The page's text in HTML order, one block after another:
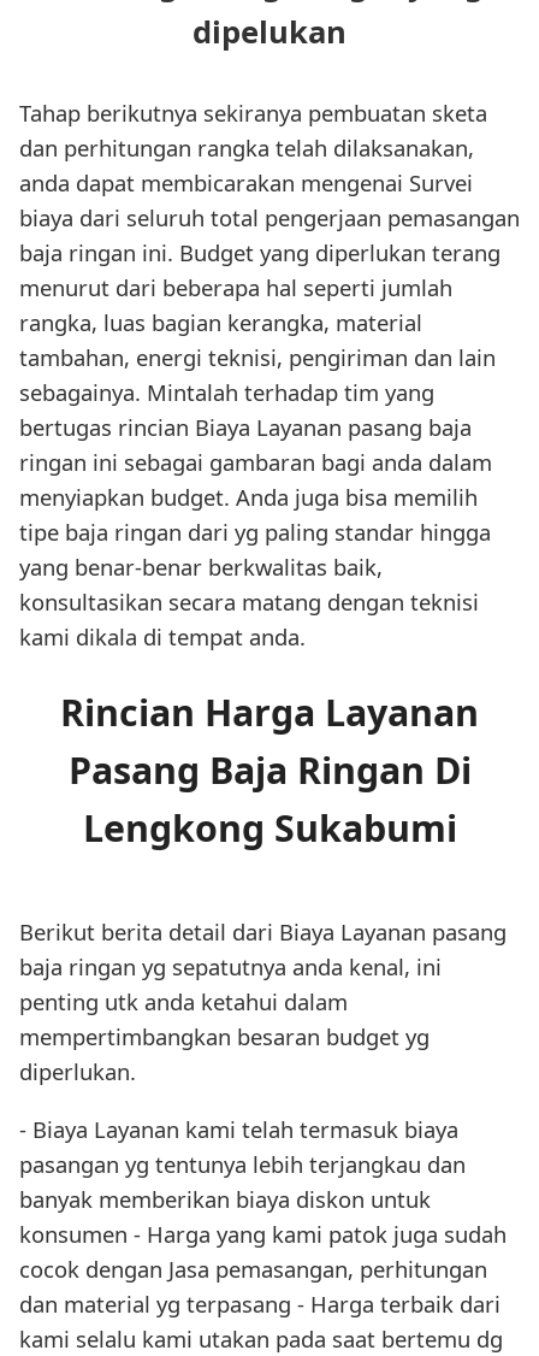
dipelukan
Tahap berikutnya sekiranya pembuatan sketa
dan perhitungan rangka telah dilaksanakan,
anda dapat membicarakan mengenai Survei
biaya dari seluruh total pengerjaan pemasangan
baja ringan ini. Budget yang diperlukan terang
menurut dari beberapa hal seperti jumlah
rangka, luas bagian kerangka, material
tambahan, energi teknisi, pengiriman dan lain
sebagainya. Mintalah terhadap tim yang
bertugas rincian Biaya Layanan pasang baja
ringan ini sebagai gambaran bagi anda dalam
menyiapkan budget. Anda juga bisa memilih
tipe baja ringan dari yg paling standar hingga
yang benar-benar berkwalitas baik,
konsultasikan secara matang dengan teknisi
kami dikala di tempat anda.
Rincian Harga Layanan
Pasang Baja Ringan Di
Lengkong Sukabumi
Berikut berita detail dari Biaya Layanan pasang
baja ringan yg sepatutnya anda kenal, ini
penting utk anda ketahui dalam
mempertimbangkan besaran budget yg
diperlukan.
- Biaya Layanan kami telah termasuk biaya
pasangan yg tentunya lebih terjangkau dan
banyak memberikan biaya diskon untuk
konsumen - Harga yang kami patok juga sudah
cocok dengan Jasa pemasangan, perhitungan
dan material yg terpasang - Harga terbaik dari
kami selalu kami utakan pada saat bertemu dg